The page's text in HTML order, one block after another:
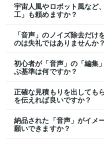
宇宙人風やロボット風など
工」も頼めますか？
「音声」のノイズ除去だけ
のは失礼ではありませんか？
初心者が「音声」の「編集
ぶ基準は何ですか？
正確な見積もりを出しても
を伝えれば良いですか？
納品された「音声」がイメ
願いできますか？